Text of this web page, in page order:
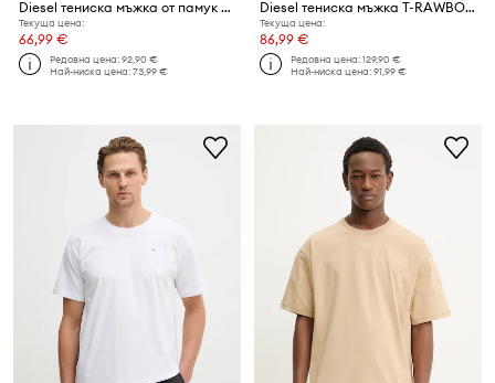
Diesel тениска мъжка от памук T-BOGGY-V5
Текуща цена:
66,99 €
Редовна цена:92,90 €
Най-ниска цена:73,99 €
Diesel тениска мъжка T-RAWBOXT
Текуща цена:
86,99 €
Редовна цена:129,90 €
Най-ниска цена:91,99 €